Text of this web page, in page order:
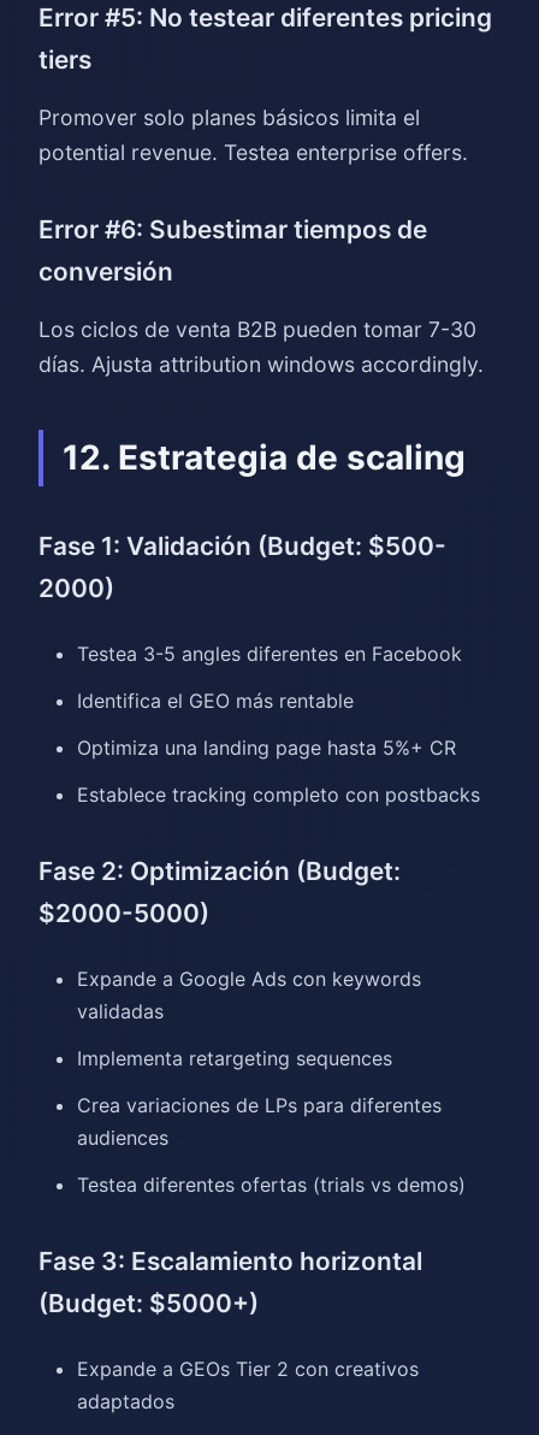
Error #5: No testear diferentes pricing
tiers
Promover solo planes básicos limita el
potential revenue. Testea enterprise offers.
Error #6: Subestimar tiempos de
conversión
Los ciclos de venta B2B pueden tomar 7-30
días. Ajusta attribution windows accordingly.
12. Estrategia de scaling
Fase 1: Validación (Budget: $500-
2000)
Testea 3-5 angles diferentes en Facebook
Identifica el GEO más rentable
Optimiza una landing page hasta 5%+ CR
Establece tracking completo con postbacks
Fase 2: Optimización (Budget:
$2000-5000)
Expande a Google Ads con keywords
validadas
Implementa retargeting sequences
Crea variaciones de LPs para diferentes
audiences
Testea diferentes ofertas (trials vs demos)
Fase 3: Escalamiento horizontal
(Budget: $5000+)
Expande a GEOs Tier 2 con creativos
adaptados